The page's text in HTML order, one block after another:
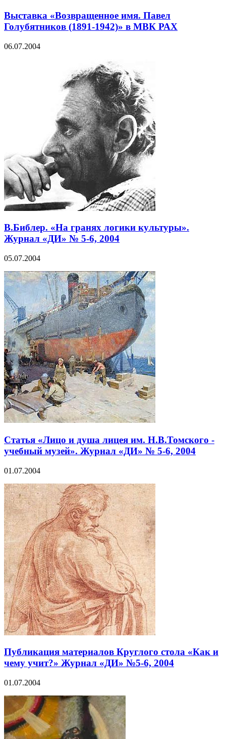
Выставка «Возвращенное имя. Павел
Голубятников (1891-1942)» в МВК РАХ
06.07.2004
В.Библер. «На гранях логики культуры».
Журнал «ДИ» № 5-6, 2004
05.07.2004
Статья «Лицо и душа лицея им. Н.В.Томского -
учебный музей». Журнал «ДИ» № 5-6, 2004
01.07.2004
Публикация материалов Круглого стола «Как и
чему учит?» Журнал «ДИ» №5-6, 2004
01.07.2004